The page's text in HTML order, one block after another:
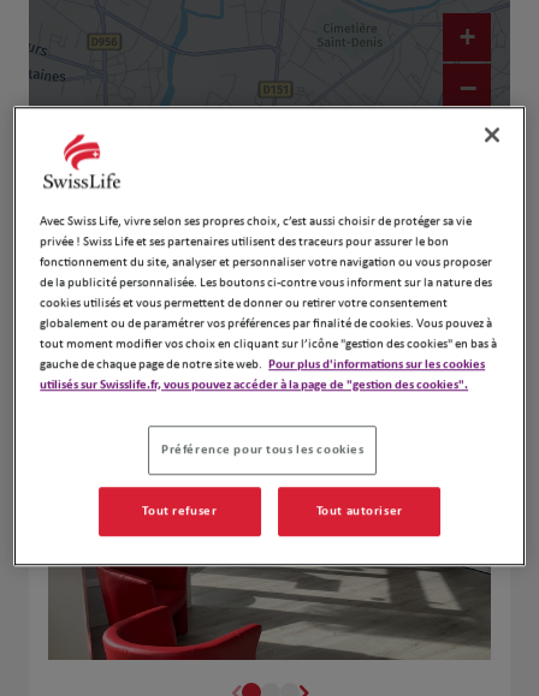
+
−
Leaflet| Map ©2026
Naviguer Itinéraire
Avec Swiss Life, vivre selon ses propres choix, c’est aussi choisir de protéger sa vie
privée ! Swiss Life et ses partenaires utilisent des traceurs pour assurer le bon
fonctionnement du site, analyser et personnaliser votre navigation ou vous proposer
de la publicité personnalisée. Les boutons ci-contre vous informent sur la nature des
cookies utilisés et vous permettent de donner ou retirer votre consentement
globalement ou de paramétrer vos préférences par finalité de cookies. Vous pouvez à
tout moment modifier vos choix en cliquant sur l’icône "gestion des cookies" en bas à
gauche de chaque page de notre site web. Pour plus d'informations sur les cookies
utilisés sur Swisslife.fr, vous pouvez accéder à la page de "gestion des cookies".
Préférence pour tous les cookies
Tout refuser Tout autoriser